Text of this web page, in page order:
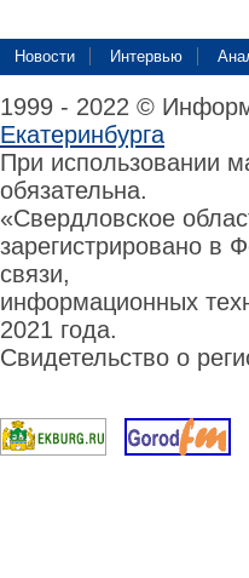
Новости Интервью
1999 - 2022 ©
Екатеринбурга
При использовании
обязательна.
«Свердловское
зарегистрировано в
связи,
информационных
2021 года.
Свидетельство о